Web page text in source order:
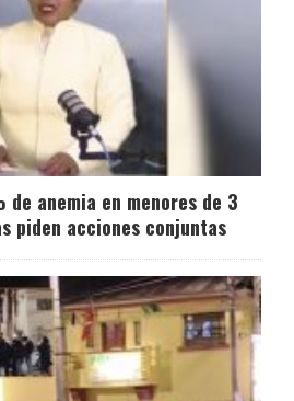
anemia en menores de 3
piden acciones conjuntas